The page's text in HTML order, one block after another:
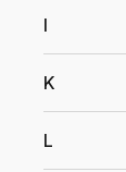
I
K
L